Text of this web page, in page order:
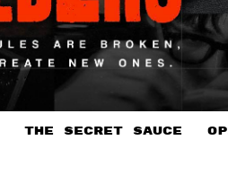
THE SECRET SAUCE​